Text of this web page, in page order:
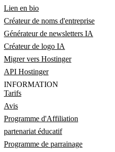
Lien en bio
Créateur de noms d'entreprise
Générateur de newsletters IA
Créateur de logo IA
Migrer vers Hostinger
API Hostinger
INFORMATION
Tarifs
Avis
Programme d'Affiliation
partenariat éducatif
Programme de parrainage